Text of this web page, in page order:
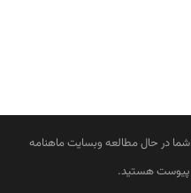
شما در حال مطالعه وبسایت ماهنامه
پیوست هستید.